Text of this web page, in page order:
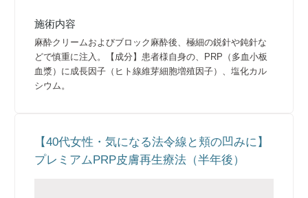
施術内容
麻酔クリームおよびブロック麻酔後、極細の鋭針や鈍針な
どで慎重に注入。【成分】患者様自身の、PRP（多血小板
血漿）に成長因子（ヒト線維芽細胞増殖因子）、塩化カル
シウム。
【40代女性・気になる法令線と頬の凹みに】
プレミアムPRP皮膚再生療法（半年後）